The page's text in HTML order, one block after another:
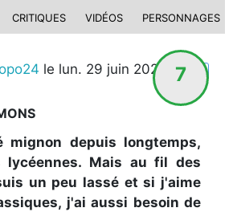
CRITIQUES VIDÉOS PERSONNAGES
7
le lun. 29 juin 2026 STAFF
mignon depuis longtemps,
lycéennes. Mais au fil des
un peu lassé et si j'aime
j'ai aussi besoin de